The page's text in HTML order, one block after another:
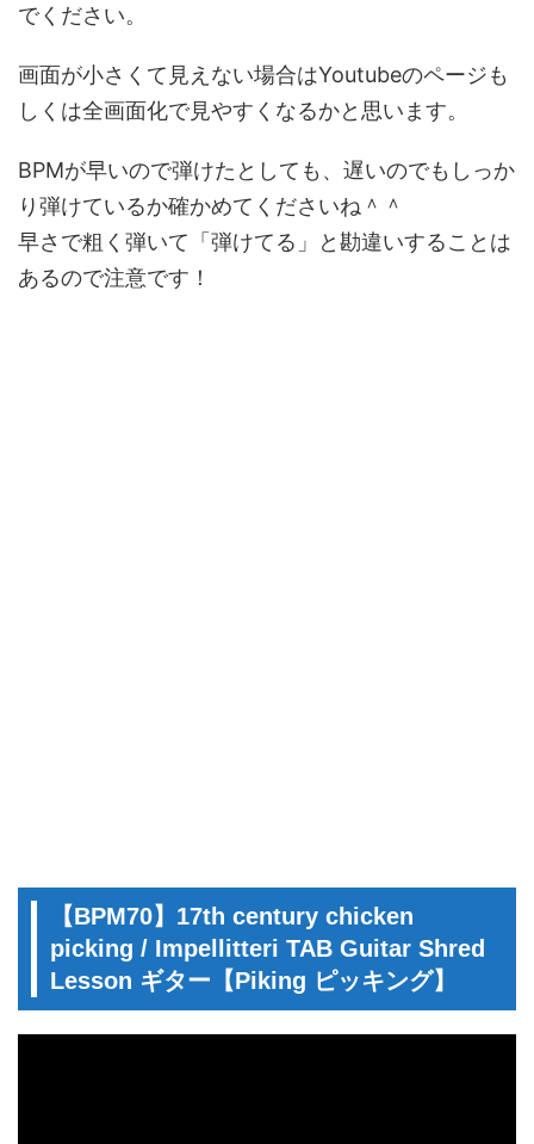
でください。
画面が小さくて見えない場合はYoutubeのページも
しくは全画面化で見やすくなるかと思います。
BPMが早いので弾けたとしても、遅いのでもしっか
り弾けているか確かめてくださいね＾＾
早さで粗く弾いて「弾けてる」と勘違いすることは
あるので注意です！
【BPM70】17th century chicken
picking / Impellitteri TAB Guitar Shred
Lesson ギター【Piking ピッキング】